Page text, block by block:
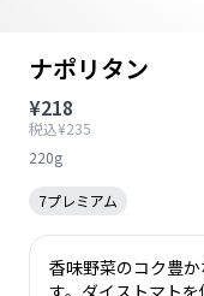
ナポリタン
¥218
税込¥235
220g
7プレミアム
香味野菜のコク豊
す。ダイストマトを